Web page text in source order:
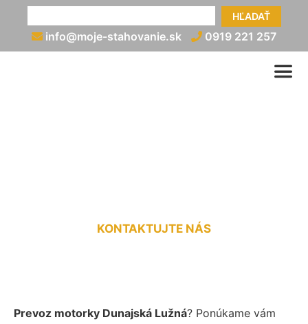
HĽADAŤ
info@moje-stahovanie.sk 0919 221 257
KONTAKTUJTE NÁS
Prevoz motorky Dunajská Lužná? Ponúkame vám